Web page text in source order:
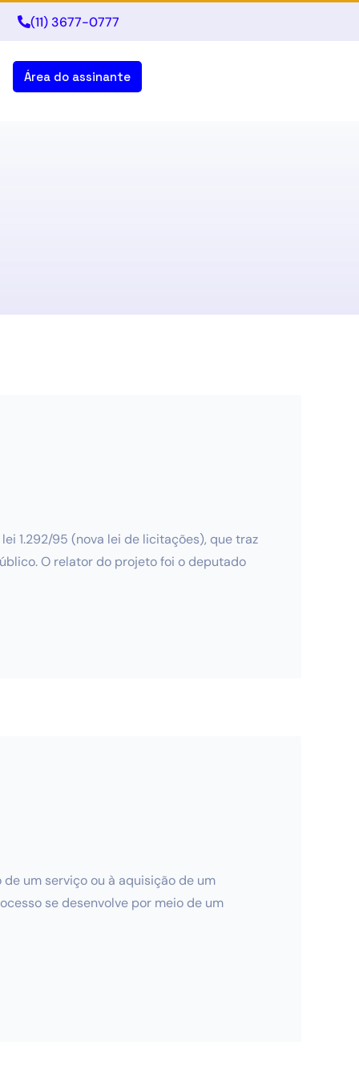
(11) 3677-0777
Área do assinante
1.292/95 (nova lei de licitações), que traz
O relator do projeto foi o deputado
um serviço ou à aquisição de um
se desenvolve por meio de um